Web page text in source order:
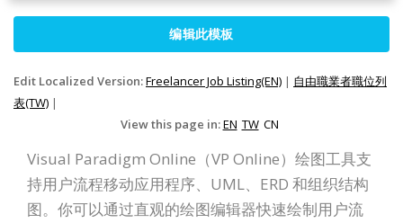
编辑此模板
Edit Localized Version:Freelancer Job Listing(EN) | 自由職業者職位列
表(TW) |
View this page in:EN TW CN
Visual Paradigm Online（VP Online）绘图工具支
持用户流程移动应用程序、UML、ERD 和组织结构
图。你可以通过直观的绘图编辑器快速绘制用户流